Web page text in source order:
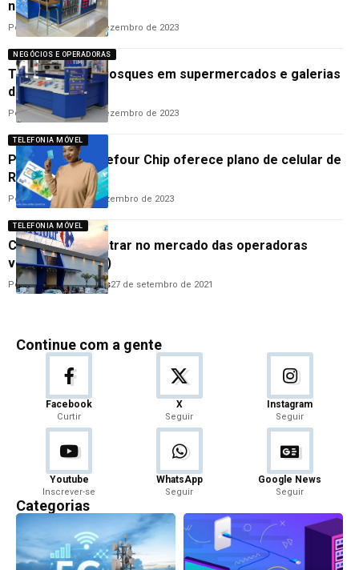
na grande SP
Por Cleane Lima27 de dezembro de 2023
NEGÓCIOS E OPERADORAS
TIM abrirá 80 quiosques em supermercados e galerias
do Carrefour
PorCleane Lima 13 de dezembro de 2023
TELEFONIA MÓVEL
Promoção: Carrefour Chip oferece plano de celular de
R$ 15
PorCleane Lima 5 de dezembro de 2023
TELEFONIA MÓVEL
Carrefour vai entrar no mercado das operadoras
virtuais (MVNOs)
PorAnderson Guimarães27 de setembro de 2021
Continue com a gente
Facebook
Curtir
X
Seguir
Instagram
Seguir
Youtube
Inscrever-se
WhatsApp
Seguir
Google News
Seguir
Categorias